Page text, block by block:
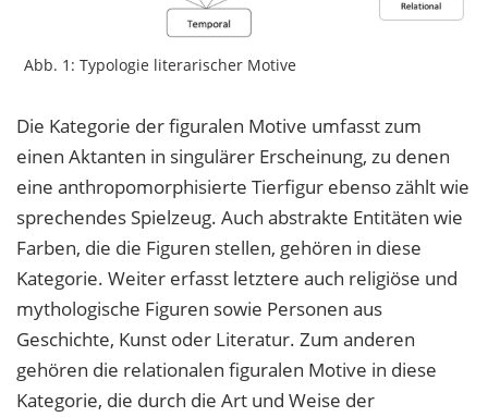
Abb. 1: Typologie literarischer Motive
Die Kategorie der figuralen Motive umfasst zum
einen Aktanten in singulärer Erscheinung, zu denen
eine anthropomorphisierte Tierfigur ebenso zählt wie
sprechendes Spielzeug. Auch abstrakte Entitäten wie
Farben, die die Figuren stellen, gehören in diese
Kategorie. Weiter erfasst letztere auch religiöse und
mythologische Figuren sowie Personen aus
Geschichte, Kunst oder Literatur. Zum anderen
gehören die relationalen figuralen Motive in diese
Kategorie, die durch die Art und Weise der